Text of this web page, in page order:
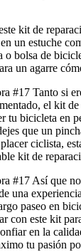
kit de
un estuche
o bolsa de
un agarre
#17 Tanto si
el kit
tu bicicleta en
que un
ciclista,
kit de
#17 Así que
una
paseo en
con este kit
en la
tu pasión